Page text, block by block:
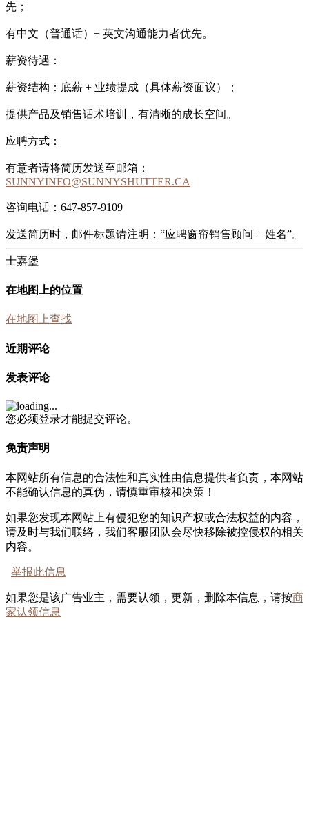
先；
有中文（普通话）+ 英文沟通能力者优先。
薪资待遇：
薪资结构：底薪 + 业绩提成（具体薪资面议）；
提供产品及销售话术培训，有清晰的成长空间。
应聘方式：
有意者请将简历发送至邮箱：
SUNNYINFO@SUNNYSHUTTER.CA
咨询电话：647-857-9109
发送简历时，邮件标题请注明：“应聘窗帘销售顾问 + 姓名”。
士嘉堡
在地图上的位置
在地图上查找
近期评论
发表评论
您必须登录才能提交评论。
免责声明
本网站所有信息的合法性和真实性由信息提供者负责，本网站
不能确认信息的真伪，请慎重审核和决策！
如果您发现本网站上有侵犯您的知识产权或合法权益的内容，
请及时与我们联络，我们客服团队会尽快移除被控侵权的相关
内容。
举报此信息
如果您是该广告业主，需要认领，更新，删除本信息，请按商
家认领信息